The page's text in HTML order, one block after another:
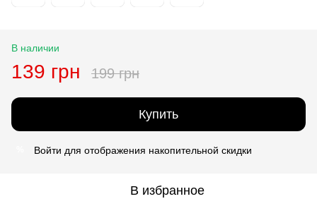
В наличии
139 грн 199 грн
Купить
Войти для отображения накопительной скидки
В избранное